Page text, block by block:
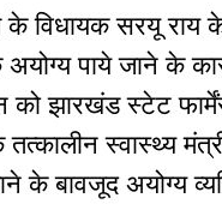
विधायक सरयू राय
अयोग्य पाये जाने के
को झारखंड स्टेट
तत्कालीन स्वास्थ्य
के बावजूद अयोग्य